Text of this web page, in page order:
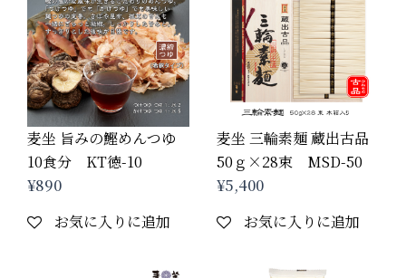
麦坐 旨みの鰹めんつゆ
10食分 KT徳-10
¥890
お気に入りに追加
麦坐 三輪素麺 蔵出古品
50ｇ×28束 MSD-50
¥5,400
お気に入りに追加